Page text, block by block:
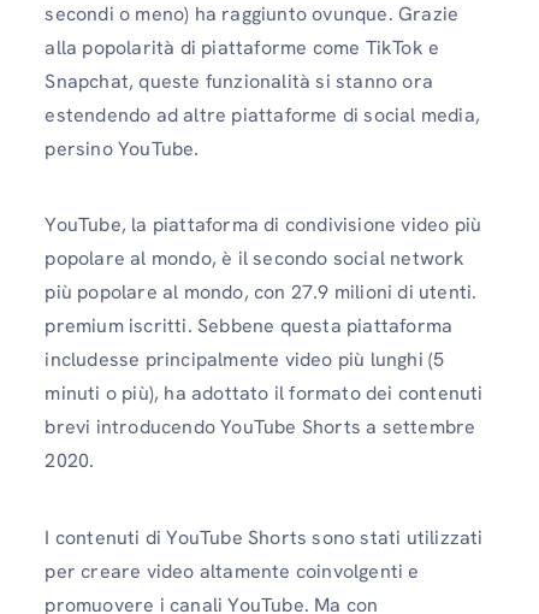
secondi o meno) ha raggiunto ovunque. Grazie
alla popolarità di piattaforme come TikTok e
Snapchat, queste funzionalità si stanno ora
estendendo ad altre piattaforme di social media,
persino YouTube.
YouTube, la piattaforma di condivisione video più
popolare al mondo, è il secondo social network
più popolare al mondo, con 27.9 milioni di utenti.
premium iscritti. Sebbene questa piattaforma
includesse principalmente video più lunghi (5
minuti o più), ha adottato il formato dei contenuti
brevi introducendo YouTube Shorts a settembre
2020.
I contenuti di YouTube Shorts sono stati utilizzati
per creare video altamente coinvolgenti e
promuovere i canali YouTube. Ma con